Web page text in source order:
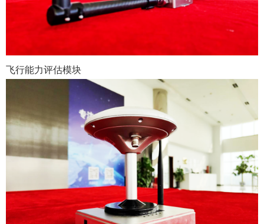
飞行能力评估模块